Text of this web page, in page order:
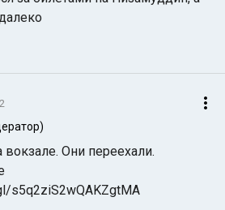
Они переехали.
s5q2ziS2wQAKZgtMA